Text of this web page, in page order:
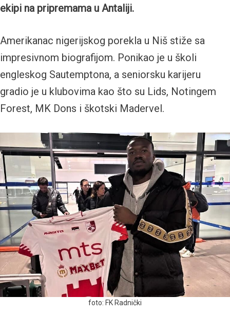
ekipi na pripremama u Antaliji.
Amerikanac nigerijskog porekla u Niš stiže sa
impresivnom biografijom. Ponikao je u školi
engleskog Sautemptona, a seniorsku karijeru
gradio je u klubovima kao što su Lids, Notingem
Forest, MK Dons i škotski Madervel.
foto: FK Radnički